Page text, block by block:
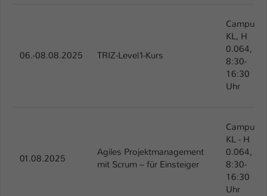
06.-08.08.2025 TRIZ-Level1-Kurs
Campus
KL, H
0.064,
8:30-
16:30
Uhr
01.08.2025
Agiles Projektmanagement
mit Scrum – für Einsteiger
Campus
KL - H
0.064,
8:30-
16:30
Uhr
angemeldet ist und Rechte besitzt diese